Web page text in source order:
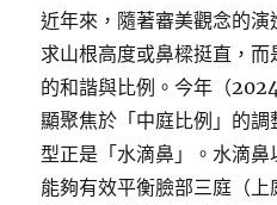
近年來，隨著審美觀念的
求山根高度或鼻樑挺直，
的和諧與比例。今年（
顯聚焦於「中庭比例」的
型正是「水滴鼻」。水滴鼻
能夠有效平衡臉部三庭（